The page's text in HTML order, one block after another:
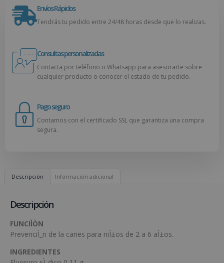
Envíos Rápidos
Tendrás tu pedido entre 24/48 horas desde que lo realizas.
Consultas personalizadas
Contacta por teléfono o Whatsapp para asesorarte sobre
cualquier producto o conocer el estado de tu pedido.
Pago seguro
Contamos con el certificado SSL que garantiza una compra
segura.
Descripción Información adicional
Descripción
FUNCIÌÒN
PrevenciÌ_n de la caries para niÌ±os de 2 a 6 aÌ±os.
INGREDIENTES